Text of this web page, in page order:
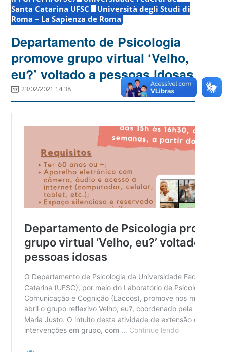
Santa Catarina UFSC
Università degli Studi di
Roma – La Sapienza de Roma
Departamento de Psicologia
promove grupo virtual ‘Velho,
eu?’ voltado a pessoas idosas
23/02/2021 14:38